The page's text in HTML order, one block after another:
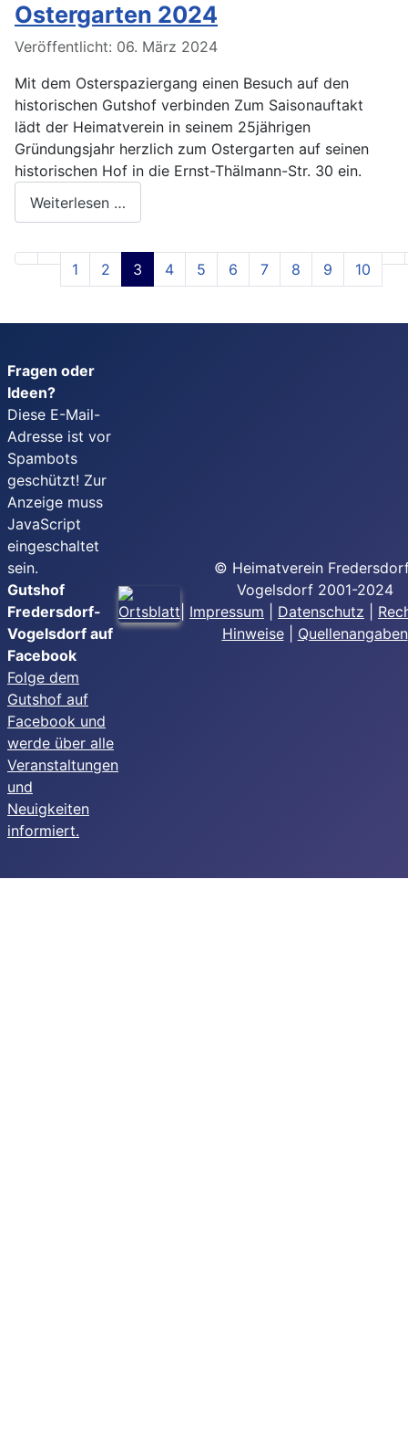
Ostergarten 2024
Veröffentlicht: 06. März 2024
Mit dem Osterspaziergang einen Besuch auf den
historischen Gutshof verbinden Zum Saisonauftakt
lädt der Heimatverein in seinem 25jährigen
Gründungsjahr herzlich zum Ostergarten auf seinen
historischen Hof in die Ernst-Thälmann-Str. 30 ein.
Weiterlesen …
1 2 3 4 5 6 7 8 9 10
Fragen oder
Ideen?
Diese E-Mail-
Adresse ist vor
Spambots
geschützt! Zur
Anzeige muss
JavaScript
eingeschaltet
sein.
Gutshof
Fredersdorf-
Vogelsdorf auf
Facebook
Folge dem
Gutshof auf
Facebook und
werde über alle
Veranstaltungen
und
Neuigkeiten
informiert.
© Heimatverein
Vogelsdorf 2001-2024
Impressum Datenschutz
Hinweise| Quellenangaben